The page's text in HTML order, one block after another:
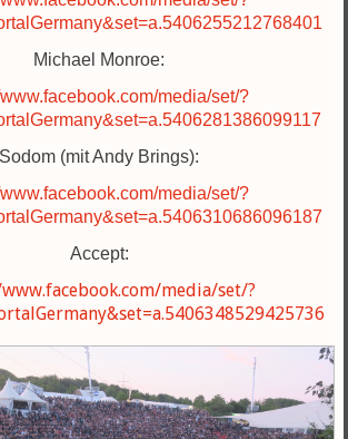
Michael Monroe:
media/set/?
Sodom (mit Andy Brings):
media/set/?
Accept:
media/set/?